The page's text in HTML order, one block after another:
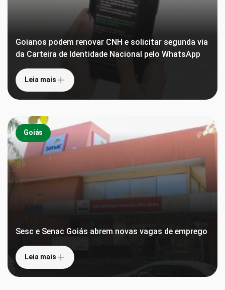
Goianos podem renovar CNH e solicitar segunda via
da Carteira de Identidade Nacional pelo WhatsApp
Leia mais
Goiás
Sesc e Senac Goiás abrem novas vagas de emprego
Leia mais